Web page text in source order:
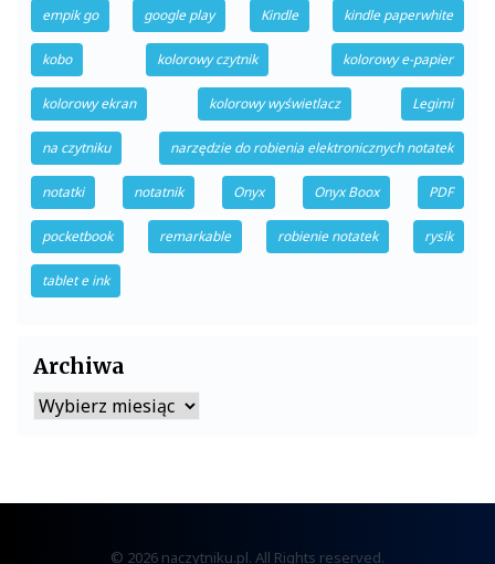
empik go google play Kindle kindle paperwhite
kobo kolorowy czytnik kolorowy e-papier
kolorowy ekran kolorowy wyświetlacz Legimi
na czytniku narzędzie do robienia elektronicznych notatek
notatki notatnik Onyx Onyx Boox PDF
pocketbook remarkable robienie notatek rysik
tablet e ink
Archiwa
Archiwa
© 2026 naczytniku.pl. All Rights reserved.